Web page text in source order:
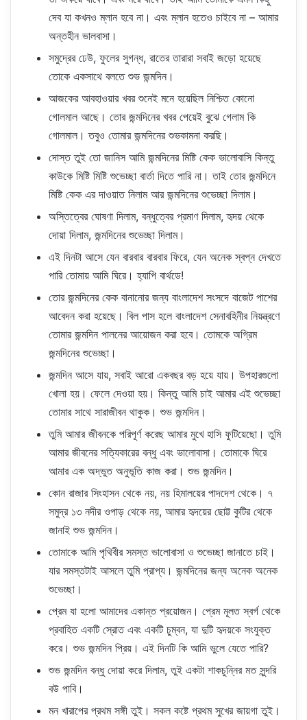
দেব যা কখনও ম্লান হবে না। এবং ম্লান হতেও চাইবে না – আমার
অন্তহীন ভালবাসা।
সমুদ্রের ঢেউ, ফুলের সুগন্ধ, রাতের তারারা সবাই জড়ো হয়েছে
তোকে একসাথে বলতে শুভ জন্মদিন।
আজকের আবহাওয়ার খবর শুনেই মনে হয়েছিল নিশ্চিত কোনো
গোলমাল আছে। তোর জন্মদিনের খবর পেয়েই বুঝে গেলাম কি
গোলমাল। তবুও তোমার জন্মদিনের শুভকামনা করছি।
দোস্ত তুই তো জানিস আমি জন্মদিনের মিষ্টি কেক ভালোবাসি কিন্তু
কাউকে মিষ্টি মিষ্টি শুভেচ্ছা বার্তা দিতে পারি না। তাই তোর জন্মদিনে
মিষ্টি কেক এর দাওয়াত নিলাম আর জন্মদিনের শুভেচ্ছা দিলাম।
অস্তিত্বের ঘোষণা দিলাম, বন্ধুত্বের প্রমাণ দিলাম, হৃদয় থেকে
দোয়া দিলাম, জন্মদিনের শুভেচ্ছা দিলাম।
এই দিনটা আসে যেন বারবার বারবার ফিরে, যেন অনেক স্বপ্ন দেখতে
পারি তোমায় আমি ঘিরে। হ্যাপি বার্থডে!
তোর জন্মদিনের কেক বানানোর জন্য বাংলাদেশ সংসদে বাজেট পাশের
আবেদন করা হয়েছে। বিল পাস হলে বাংলাদেশ সেনাবহিনীর নিয়ন্ত্রণে
তোমার জন্মদিন পালনের আয়োজন করা হবে। তোমকে অগ্রিম
জন্মদিনের শুভেচ্ছা।
জন্মদিন আসে যায়, সবাই আরো একবছর বড় হয়ে যায়। উপহারগুলো
খোলা হয়। ফেলে দেওয়া হয়। কিন্তু আমি চাই আমার এই শুভেচ্ছা
তোমার সাথে সারাজীবন থাকুক। শুভ জন্মদিন।
তুমি আমার জীবনকে পরিপূর্ণ করেছ আমার মুখে হাসি ফুটিয়েছো। তুমি
আমার জীবনের সত্যিকারের বন্ধু এবং ভালোবাসা। তোমাকে ঘিরে
আমার এক অদ্ভুত অনুভূতি কাজ করা। শুভ জন্মদিন।
কোন রাজার সিংহাসন থেকে নয়, নয় হিমালয়ের পাদদেশ থেকে। ৭
সমুদ্র ১৩ নদীর ওপাড় থেকে নয়, আমার হৃদয়ের ছোট্ট কুটির থেকে
জানাই শুভ জন্মদিন।
তোমাকে আমি পৃথিবীর সমস্ত ভালোবাসা ও শুভেচ্ছা জানাতে চাই।
যার সমস্তটাই আসলে তুমি প্রাপ্য। জন্মদিনের জন্য অনেক অনেক
শুভেচ্ছা।
প্রেম যা হলো আমাদের একান্ত প্রয়োজন। প্রেম মূলত স্বর্গ থেকে
প্রবাহিত একটি স্রোত এবং একটি চুম্বন, যা দুটি হৃদয়কে সংযুক্ত
করে। শুভ জন্মদিন প্রিয়। এই দিনটি কি আমি ভুলে যেতে পারি?
শুভ জন্মদিন বন্ধু দোয়া করে দিলাম, তুই একটা শাকচুন্নির মত সুন্দরি
বউ পাবি।
মন খারাপের প্রথম সঙ্গী তুই। সকল কষ্টে প্রথম সুখের জায়গা তুই।